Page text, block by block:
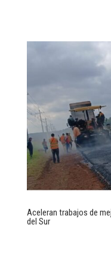
Aceleran trabajos de
del Sur